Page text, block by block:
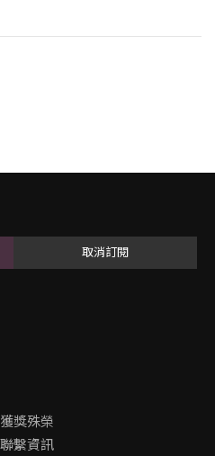
取消訂閱
獲獎殊榮
聯繫資訊